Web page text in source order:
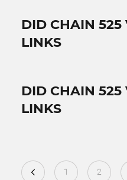
DID CHAIN 525
LINKS
DID CHAIN 525
LINKS
1 2